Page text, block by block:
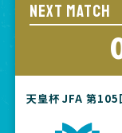
NEXT MATCH
天皇杯 JFA 第105